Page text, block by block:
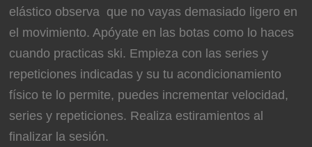
elástico observa que no vayas demasiado ligero en
el movimiento. Apóyate en las botas como lo haces
cuando practicas ski. Empieza con las series y
repeticiones indicadas y su tu acondicionamiento
físico te lo permite, puedes incrementar velocidad,
series y repeticiones. Realiza estiramientos al
finalizar la sesión.